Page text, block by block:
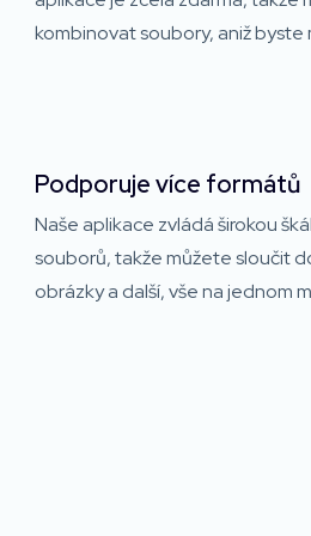
kombinovat soubory, aniž byste
Podporuje více formátů
Naše aplikace zvládá širokou
souborů, takže můžete sloučit
obrázky a další, vše na jednom